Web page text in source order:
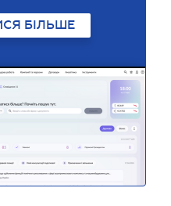
БІЛЬШЕ